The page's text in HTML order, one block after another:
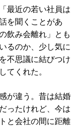
最近の若い社員は
を聞くことがあ
飲み会離れ」とも
るのか、少し気に
不思議に結びつけ
てくれた。
が違う。昔は結婚
ったけれど、今は
と会社の間に距離